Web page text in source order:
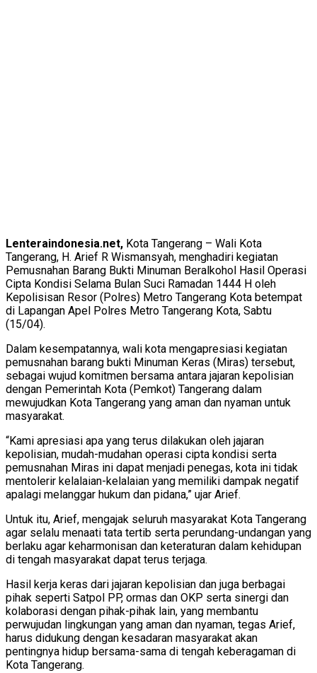
Lenteraindonesia.net, Kota Tangerang – Wali Kota
Tangerang, H. Arief R Wismansyah, menghadiri kegiatan
Pemusnahan Barang Bukti Minuman Beralkohol Hasil Operasi
Cipta Kondisi Selama Bulan Suci Ramadan 1444 H oleh
Kepolisisan Resor (Polres) Metro Tangerang Kota betempat
di Lapangan Apel Polres Metro Tangerang Kota, Sabtu
(15/04).
Dalam kesempatannya, wali kota mengapresiasi kegiatan
pemusnahan barang bukti Minuman Keras (Miras) tersebut,
sebagai wujud komitmen bersama antara jajaran kepolisian
dengan Pemerintah Kota (Pemkot) Tangerang dalam
mewujudkan Kota Tangerang yang aman dan nyaman untuk
masyarakat.
“Kami apresiasi apa yang terus dilakukan oleh jajaran
kepolisian, mudah-mudahan operasi cipta kondisi serta
pemusnahan Miras ini dapat menjadi penegas, kota ini tidak
mentolerir kelalaian-kelalaian yang memiliki dampak negatif
apalagi melanggar hukum dan pidana,” ujar Arief.
Untuk itu, Arief, mengajak seluruh masyarakat Kota Tangerang
agar selalu menaati tata tertib serta perundang-undangan yang
berlaku agar keharmonisan dan keteraturan dalam kehidupan
di tengah masyarakat dapat terus terjaga.
Hasil kerja keras dari jajaran kepolisian dan juga berbagai
pihak seperti Satpol PP, ormas dan OKP serta sinergi dan
kolaborasi dengan pihak-pihak lain, yang membantu
perwujudan lingkungan yang aman dan nyaman, tegas Arief,
harus didukung dengan kesadaran masyarakat akan
pentingnya hidup bersama-sama di tengah keberagaman di
Kota Tangerang.